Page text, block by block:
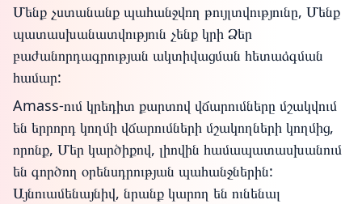
Մենք չստանանք պահանջվող թույլտվությունը, Մենք
պատասխանատվություն չենք կրի Ձեր
բաժանորդագրության ակտիվացման հետաձգման
համար:
Amass-ում կրեդիտ քարտով վճարումները մշակվում
են երրորդ կողմի վճարումների մշակողների կողմից,
որոնք, Մեր կարծիքով, լիովին համապատասխանում
են գործող օրենսդրության պահանջներին:
Այնուամենայնիվ, նրանք կարող են ունենալ